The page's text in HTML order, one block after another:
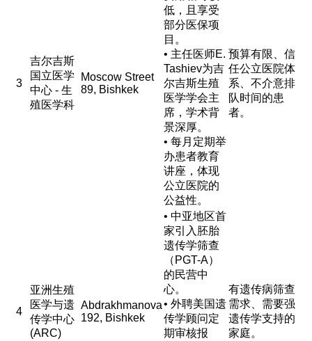
3
吉尔吉斯
国立医学
中心 - 生
殖医学科
Moscow Street
89, Bishkek
低，且享受
部分医保项
目。
• 主任医师E.
Tashiev为吉
尔吉斯生殖
医学学会主
席，学术背
景深厚。
• 每月定期举
办患者教育
讲座，体现
公立医院的
公益性。
预算有限、信
任公立医院体
系、不介意排
队时间的患
者。
4
亚洲生殖
医学与遗
传学中心
(ARC)
Abdrakhmanova
192, Bishkek
• 中亚地区首
家引入胚胎
遗传学筛查
（PGT-A）
的民营中
心。
• 外聘美国遗
传学顾问定
期审核报
有遗传病筛查
需求、需要强
遗传学支持的
家庭。